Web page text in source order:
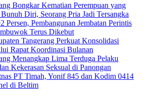
Bongkar Kematian Perempuan yang
Diri, Seorang Pria Jadi Tersangka
Persen, Pembangunan Jembatan Perintis
Terus Dikebut
Tangerang Perkuat Konsolidasi
Rapat Koordinasi Bulanan
Menangkap Lima Terduga Pelaku
Kekerasan Seksual di Panongan
PT Timah, Yonif 845 dan Kodim 0414
di Beltim